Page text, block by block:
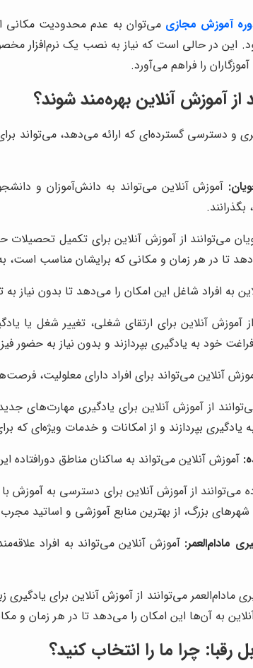
آموزش مجازی می‌توان به عدم محدودیت مکانی
این در حالی است که نیاز به نصب یک نرم‌افزار
را فراهم می‌آورد.
آموزش آنلاین بهره‌مند شوند؟
و دسترسی گسترده‌ای که ارائه می‌دهد، می‌تواند
آموزش آنلاین می‌تواند به دانش‌آموزان و
می‌توانند از آموزش آنلاین برای تکمیل
تا در هر زمان و مکانی که برایشان مناسب است،
به افراد شاغل این امکان را می‌دهد تا بدون نیاز
آموزش آنلاین برای ارتقای شغلی، تغییر شغل یا
خود به یادگیری بپردازند و بدون نیاز به
آنلاین می‌تواند برای افراد دارای معلولیت،
از آموزش آنلاین برای یادگیری مهارت‌های
بپردازند و از امکانات و خدمات ویژه‌ای که
آموزش آنلاین می‌تواند به ساکنان مناطق
می‌توانند از آموزش آنلاین برای دسترسی به
شهرهای بزرگ، از بهترین منابع آموزشی و اساتید
مادام‌العمر: آموزش آنلاین می‌تواند به افراد
مادام‌العمر می‌توانند از آموزش آنلاین برای
به آن‌ها این امکان را می‌دهد تا در هر زمان و
رقبا: چرا ما را انتخاب کنید؟